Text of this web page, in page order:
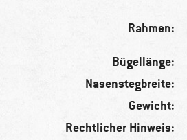
Rahmen:
Bügellänge:
Nasenstegbreite:
Gewicht:
Rechtlicher Hinweis: